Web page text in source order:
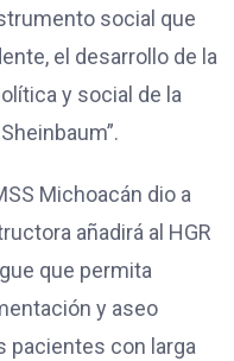
social que
el desarrollo de la
y social de la
Michoacán dio a
añadirá al HGR
que permita
y aseo
pacientes con larga